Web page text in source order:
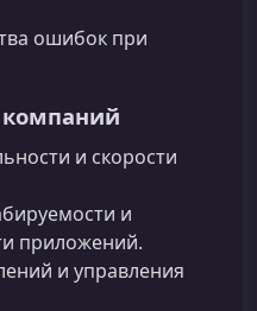
ошибок при
и скорости
и
приложений.
и управления